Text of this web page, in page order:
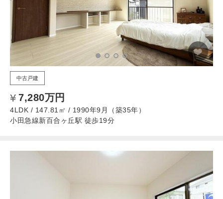
中古戸建
7,280万円
4LDK / 147.81㎡ / 1990年9月（築35年）
小田急線新百合ヶ丘駅 徒歩19分